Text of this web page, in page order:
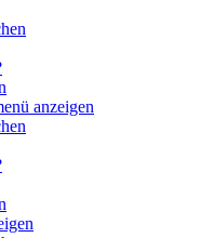
anzeigen